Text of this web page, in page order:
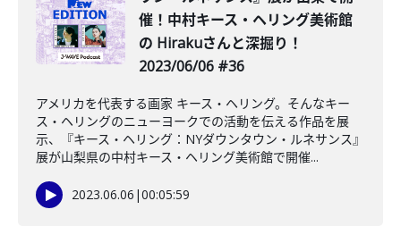
催！中村キース・ヘリング美術館
の Hirakuさんと深掘り！
2023/06/06 #36
アメリカを代表する画家 キース・ヘリング。そんなキー
ス・ヘリングのニューヨークでの活動を伝える作品を展
示、『キース・ヘリング：NYダウンタウン・ルネサンス』
展が山梨県の中村キース・ヘリング美術館で開催...
2023.06.06 |00:05:59